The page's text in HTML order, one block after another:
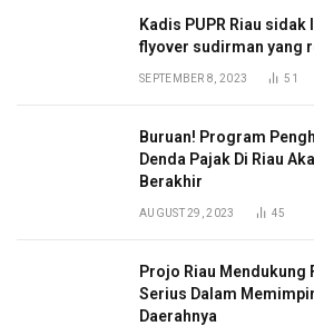
Kadis PUPR Riau sidak
flyover sudirman yang
SEPTEMBER 8, 2023 51
Buruan! Program
Denda Pajak Di Riau
Berakhir
AUGUST 29, 2023 45
Projo Riau Mendukung
Serius Dalam
Daerahnya